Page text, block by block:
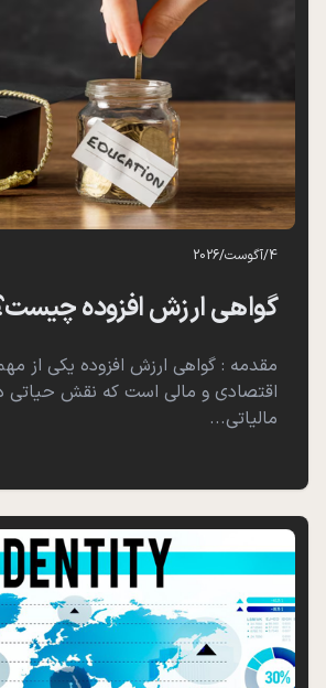
4
/آگوست/
2026
گواهی ارزش افزوده
مقدمه : گواهی ارزش افزوده یکی از
اقتصادی و مالی است که نقش حیاتی
مالیاتی...